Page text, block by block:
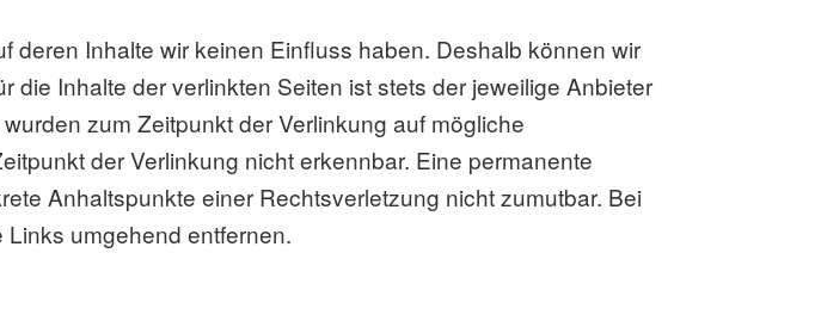
deren Inhalte wir keinen Einfluss haben. Deshalb können wir
Inhalte der verlinkten Seiten ist stets der jeweilige Anbieter
zum Zeitpunkt der Verlinkung auf mögliche
der Verlinkung nicht erkennbar. Eine permanente
Anhaltspunkte einer Rechtsverletzung nicht zumutbar. Bei
umgehend entfernen.